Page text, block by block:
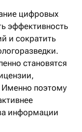
цифровых
эффективность
и сократить
становятся
Именно поэтому
информации